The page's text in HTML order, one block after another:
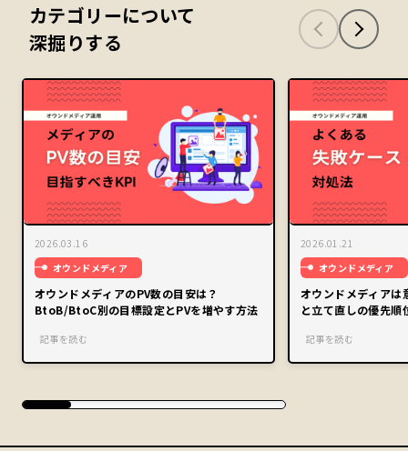
カテゴリーについて
深掘りする
2026.03.16
オウンドメディア
オウンドメディアのPV数の目安は？
BtoB/BtoC別の目標設定とPVを増やす方法
記事を読む
2026.01.21
オウンドメディア
オウンドメディアは
と立て直しの優先順
記事を読む